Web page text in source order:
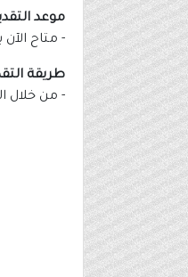
موعد
- متاح الآن بدأ اليوم
طريقة
- من خلال